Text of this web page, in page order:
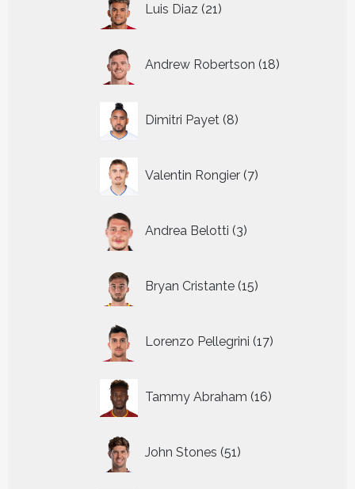
Luis Diaz 21
producten
Andrew Robertson 18
producten
Dimitri Payet 8
producten
Valentin Rongier 7
producten
Andrea Belotti 3
producten
Bryan Cristante 15
producten
Lorenzo Pellegrini 17
producten
Tammy Abraham 16
producten
John Stones 51
producten